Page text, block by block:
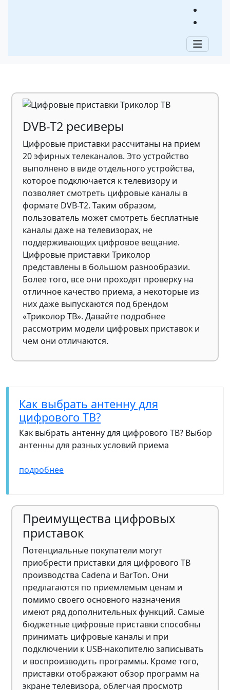
DVB-T2 ресиверы
Цифровые приставки рассчитаны на прием
20 эфирных телеканалов. Это устройство
выполнено в виде отдельного устройства,
которое подключается к телевизору и
позволяет смотреть цифровые каналы в
формате DVB-T2. Таким образом,
пользователь может смотреть бесплатные
каналы даже на телевизорах, не
поддерживающих цифровое вещание.
Цифровые приставки Триколор
представлены в большом разнообразии.
Более того, все они проходят проверку на
отличное качество приема, а некоторые из
них даже выпускаются под брендом
«Триколор ТВ». Давайте подробнее
рассмотрим модели цифровых приставок и
чем они отличаются.
Как выбрать антенну для
цифрового ТВ?
Как выбрать антенну для цифрового ТВ? Выбор
антенны для разных условий приема
подробнее
Преимущества цифровых
приставок
Потенциальные покупатели могут
приобрести приставки для цифрового ТВ
производства Cadena и BarTon. Они
предлагаются по приемлемым ценам и
помимо своего основного назначения
имеют ряд дополнительных функций. Самые
бюджетные цифровые приставки способны
принимать цифровые каналы и при
подключении к USB-накопителю записывать
и воспроизводить программы. Кроме того,
приставки отображают обзор программ на
экране телевизора, облегчая просмотр